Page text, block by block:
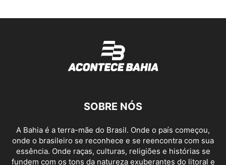
SOBRE NÓS
A Bahia é a terra-mãe do Brasil. Onde o país começou,
onde o brasileiro se reconhece e se reencontra com sua
essência. Onde raças, culturas, religiões e histórias se
fundem com os tons da natureza exuberantes do litoral e